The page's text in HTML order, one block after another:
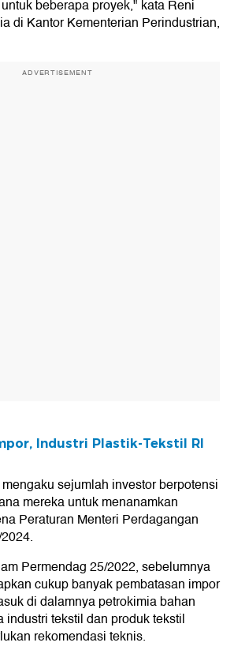
beberapa proyek," kata Reni
di Kantor Kementerian Perindustrian,
ADVERTISEMENT
Industri Plastik-Tekstil RI
sejumlah investor berpotensi
mereka untuk menanamkan
Peraturan Menteri Perdagangan
Permendag 25/2022, sebelumnya
cukup banyak pembatasan impor
di dalamnya petrokimia bahan
industri tekstil dan produk tekstil
rekomendasi teknis.